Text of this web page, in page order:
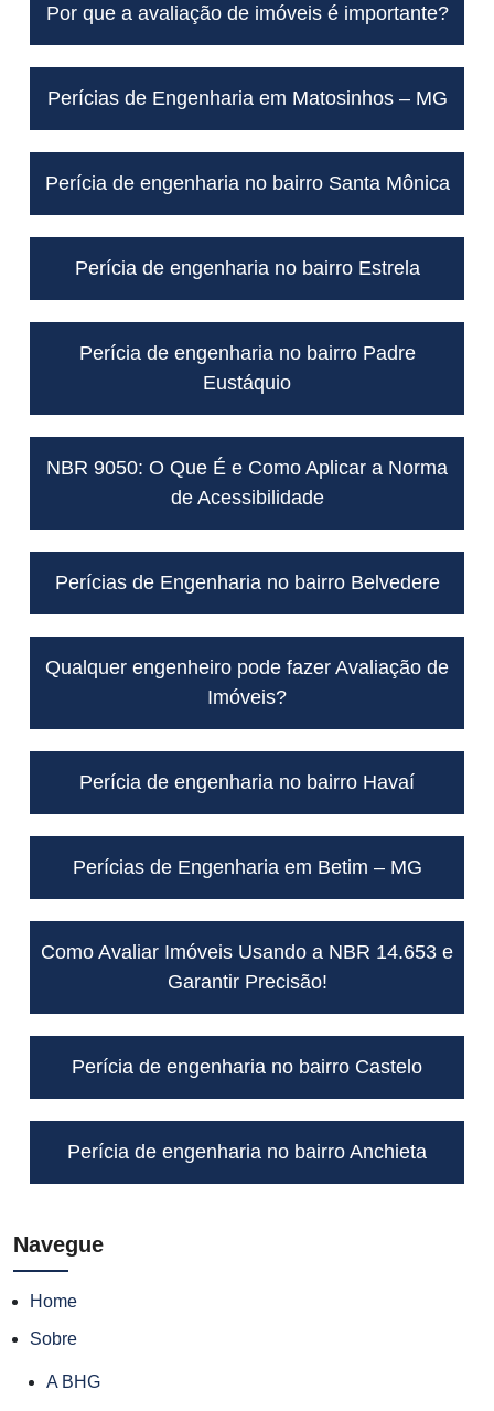
Por que a avaliação de imóveis é importante?
Perícias de Engenharia em Matosinhos – MG
Perícia de engenharia no bairro Santa Mônica
Perícia de engenharia no bairro Estrela
Perícia de engenharia no bairro Padre
Eustáquio
NBR 9050: O Que É e Como Aplicar a Norma
de Acessibilidade
Perícias de Engenharia no bairro Belvedere
Qualquer engenheiro pode fazer Avaliação de
Imóveis?
Perícia de engenharia no bairro Havaí
Perícias de Engenharia em Betim – MG
Como Avaliar Imóveis Usando a NBR 14.653 e
Garantir Precisão!
Perícia de engenharia no bairro Castelo
Perícia de engenharia no bairro Anchieta
Navegue
Home
Sobre
A BHG